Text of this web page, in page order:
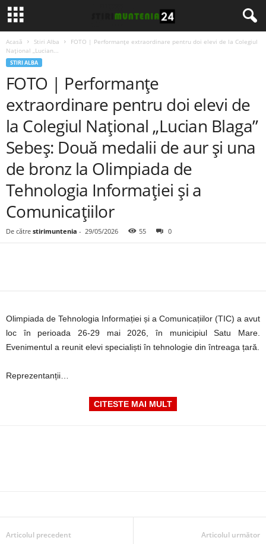
Acasă Stiri Alba
FOTO | Performanțe extraordinare pentru doi elevi de la Colegiul
Național „Lucian...
STIRI ALBA
FOTO | Performanțe
extraordinare pentru doi elevi de
la Colegiul Național „Lucian Blaga”
Sebeș: Două medalii de aur și una
de bronz la Olimpiada de
Tehnologia Informației și a
Comunicațiilor
De către stirimuntenia - 29/05/2026 55 0
Olimpiada de Tehnologia Informației și a Comunicațiilor (TIC) a avut
loc în perioada 26-29 mai 2026, în municipiul Satu Mare.
Evenimentul a reunit elevi specialiști în tehnologie din întreaga țară.
Reprezentanții…
CITESTE MAI MULT
Articolul precedent Articolul următor